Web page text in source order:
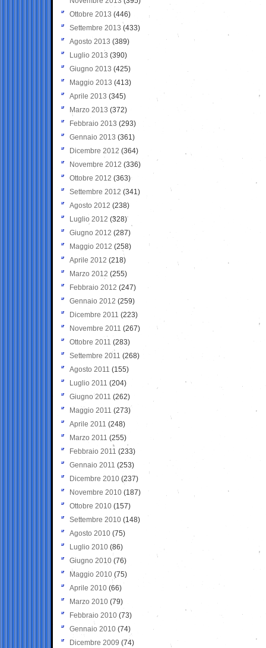
Ottobre 2013 (446)
Settembre 2013 (433)
Agosto 2013 (389)
Luglio 2013 (390)
Giugno 2013 (425)
Maggio 2013 (413)
Aprile 2013 (345)
Marzo 2013 (372)
Febbraio 2013 (293)
Gennaio 2013 (361)
Dicembre 2012 (364)
Novembre 2012 (336)
Ottobre 2012 (363)
Settembre 2012 (341)
Agosto 2012 (238)
Luglio 2012 (328)
Giugno 2012 (287)
Maggio 2012 (258)
Aprile 2012 (218)
Marzo 2012 (255)
Febbraio 2012 (247)
Gennaio 2012 (259)
Dicembre 2011 (223)
Novembre 2011 (267)
Ottobre 2011 (283)
Settembre 2011 (268)
Agosto 2011 (155)
Luglio 2011 (204)
Giugno 2011 (262)
Maggio 2011 (273)
Aprile 2011 (248)
Marzo 2011 (255)
Febbraio 2011 (233)
Gennaio 2011 (253)
Dicembre 2010 (237)
Novembre 2010 (187)
Ottobre 2010 (157)
Settembre 2010 (148)
Agosto 2010 (75)
Luglio 2010 (86)
Giugno 2010 (76)
Maggio 2010 (75)
Aprile 2010 (66)
Marzo 2010 (79)
Febbraio 2010 (73)
Gennaio 2010 (74)
Dicembre 2009 (74)